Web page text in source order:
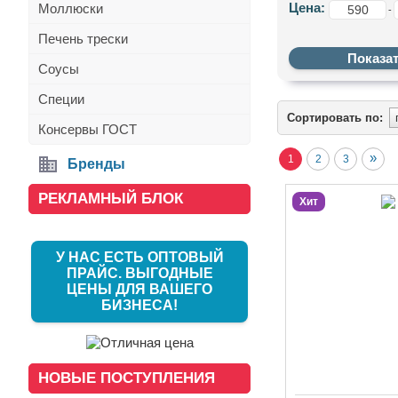
Моллюски
Печень трески
Соусы
Специи
Консервы ГОСТ
Бренды
РЕКЛАМНЫЙ БЛОК
У НАС ЕСТЬ ОПТОВЫЙ
ПРАЙС. ВЫГОДНЫЕ
ЦЕНЫ ДЛЯ ВАШЕГО
БИЗНЕСА!
НОВЫЕ ПОСТУПЛЕНИЯ
Популярные
Рыба из
Красная рыба
Мурманская
Белая рыба с
3. Карельская
Выращена в
4.
Экзотика из
Морской язык,
Цена: -
Сортировать по:
1 2 3 »
Хит